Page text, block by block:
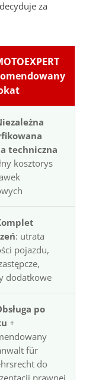
za
techniczna
kosztorys
: utrata
pojazdu,
dodatkowe
po
+
für
do